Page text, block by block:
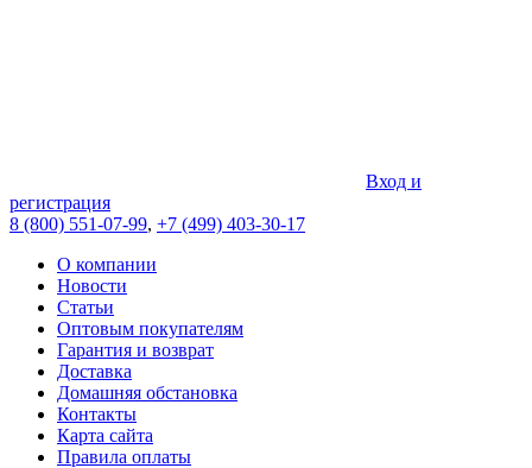
Вход и
регистрация
8 (800) 551-07-99, +7 (499) 403-30-17
О компании
Новости
Статьи
Оптовым покупателям
Гарантия и возврат
Доставка
Домашняя обстановка
Контакты
Карта сайта
Правила оплаты